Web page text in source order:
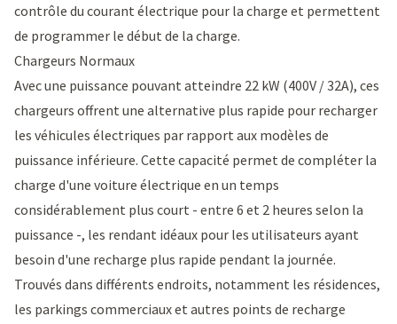
contrôle du courant électrique pour la charge et permettent
de programmer le début de la charge.
Chargeurs Normaux
Avec une puissance pouvant atteindre 22 kW (400V / 32A), ces
chargeurs offrent une alternative plus rapide pour recharger
les véhicules électriques par rapport aux modèles de
puissance inférieure. Cette capacité permet de compléter la
charge d'une voiture électrique en un temps
considérablement plus court - entre 6 et 2 heures selon la
puissance -, les rendant idéaux pour les utilisateurs ayant
besoin d'une recharge plus rapide pendant la journée.
Trouvés dans différents endroits, notamment les résidences,
les parkings commerciaux et autres points de recharge